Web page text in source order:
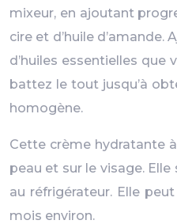
mixeur, en ajoutant
cire et d’huile
d’huiles essentielles que
battez le tout jusqu’à
homogène.
Cette crème hydratante
peau et sur le visage.
au réfrigérateur. Elle
mois environ.